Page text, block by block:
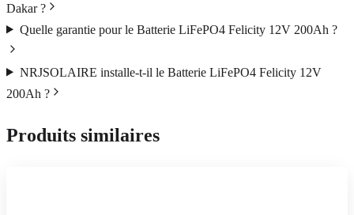
Dakar ?
Quelle garantie pour le Batterie LiFePO4 Felicity 12V 200Ah ?
NRJSOLAIRE installe-t-il le Batterie LiFePO4 Felicity 12V
200Ah ?
Produits similaires